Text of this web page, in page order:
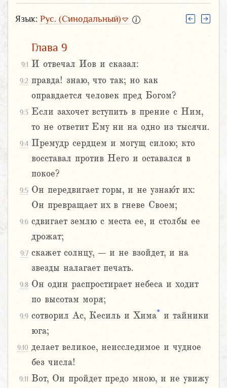
Язык: Рус. (Синодальный)
Глава 9
9:1 И отвечал Иов и сказал:
9:2 правда! знаю, что так; но как
оправдается человек пред Богом?
9:3 Если захочет вступить в прение с Ним,
то не ответит Ему ни на одно из тысячи.
9:4 Премудр сердцем и могущ силою; кто
восставал против Него и оставался в
покое?
9:5 Он передвигает горы, и не узнаю́т их:
Он превращает их в гневе Своем;
9:6 сдвигает землю с места ее, и столбы ее
дрожат;
9:7 скажет солнцу, – и не взойдет, и на
звезды налагает печать.
9:8 Он один распростирает небеса и ходит
по высотам моря;
9:9 сотворил Ас, Кесиль и Хима* и тайники
юга;
9:10 делает великое, неисследимое и чудное
без числа!
9:11 Вот, Он пройдет предо мною, и не увижу